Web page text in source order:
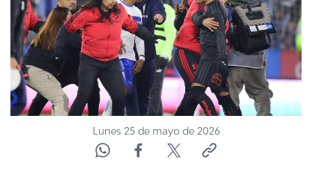
ACTUALIDAD Y TENDENCIAS
CORPORATIVO Y TRANSPARENCIA
CANAL DE DENUNCIAS
ÁREA DE PROYECTOS
Lunes 25 de mayo de 2026